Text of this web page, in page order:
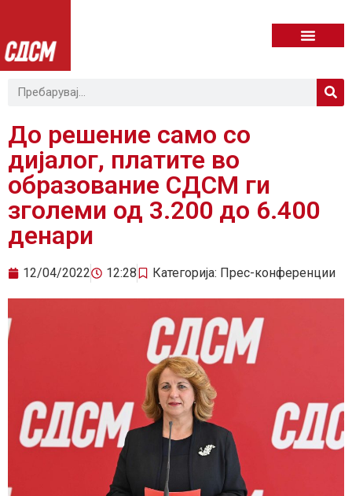
До решение само со
дијалог, платите во
образование СДСМ ги
зголеми од 3.200 до 6.400
денари
12/04/2022 12:28 Категорија: Прес-конференции